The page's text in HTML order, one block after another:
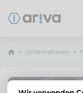
Unternehmen